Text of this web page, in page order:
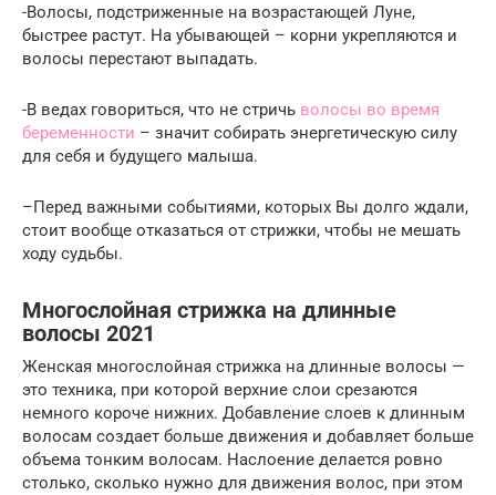
-Волосы, подстриженные на возрастающей Луне,
быстрее растут. На убывающей – корни укрепляются и
волосы перестают выпадать.
-В ведах говориться, что не стричь волосы во время
беременности – значит собирать энергетическую силу
для себя и будущего малыша.
–Перед важными событиями, которых Вы долго ждали,
стоит вообще отказаться от стрижки, чтобы не мешать
ходу судьбы.
Многослойная стрижка на длинные
волосы 2021
Женская многослойная стрижка на длинные волосы —
это техника, при которой верхние слои срезаются
немного короче нижних. Добавление слоев к длинным
волосам создает больше движения и добавляет больше
объема тонким волосам. Наслоение делается ровно
столько, сколько нужно для движения волос, при этом